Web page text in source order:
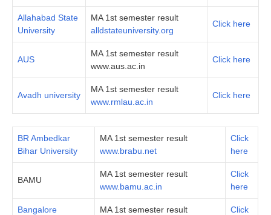
Allahabad State
University
MA 1st semester result
alldstateuniversity.org
Click here
AUS
MA 1st semester result
www.aus.ac.in
Click here
Avadh university
MA 1st semester result
www.rmlau.ac.in
Click here
BR Ambedkar
Bihar University
MA 1st semester result
www.brabu.net
Click
here
BAMU
MA 1st semester result
www.bamu.ac.in
Click
here
Bangalore
MA 1st semester result
Click